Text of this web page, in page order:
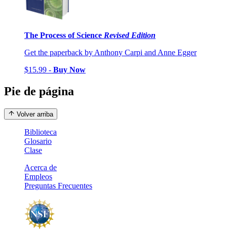
The Process of Science Revised Edition
Get the paperback by Anthony Carpi and Anne Egger
$15.99 - Buy Now
Pie de página
Volver arriba
Biblioteca
Glosario
Clase
Acerca de
Empleos
Preguntas Frecuentes